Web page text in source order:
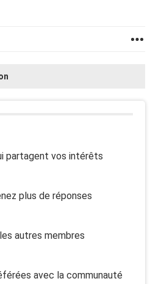
partagent vos intérêts
plus de réponses
autres membres
avec la communauté